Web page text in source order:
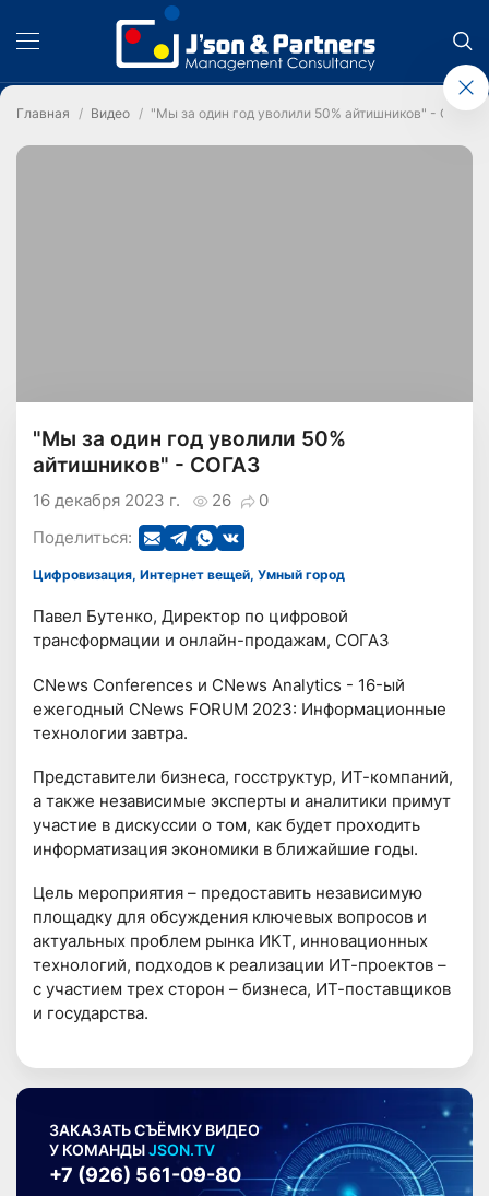
Главная Видео "Мы за один год уволили 50% айтишников" - СОГАЗ
"Мы за один год уволили 50%
айтишников" - СОГАЗ
26 0
16 декабря 2023 г.
Поделиться:
Цифровизация, Интернет вещей, Умный город
Павел Бутенко, Директор по цифровой
трансформации и онлайн-продажам, СОГАЗ
CNews Conferences и CNews Analytics - 16-ый
ежегодный CNews FORUM 2023: Информационные
технологии завтра.
Предcтавители бизнеса, госструктур, ИТ-компаний,
а также независимые эксперты и аналитики примут
участие в дискуссии о том, как будет проходить
информатизация экономики в ближайшие годы.
Цель мероприятия – предоставить независимую
площадку для обсуждения ключевых вопросов и
актуальных проблем рынка ИКТ, инновационных
технологий, подходов к реализации ИТ-проектов –
с участием трех сторон – бизнеса, ИТ-поставщиков
и государства.
ЗАКАЗАТЬ СЪЁМКУ ВИДЕО
У КОМАНДЫJSON.TV
+7 (926) 561-09-80